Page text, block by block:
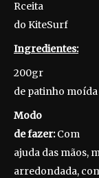
Rceita
do KiteSurf
Ingredientes:
200gr
de patinho
Modo
de fazer:Com
ajuda das mãos,
arredondada,